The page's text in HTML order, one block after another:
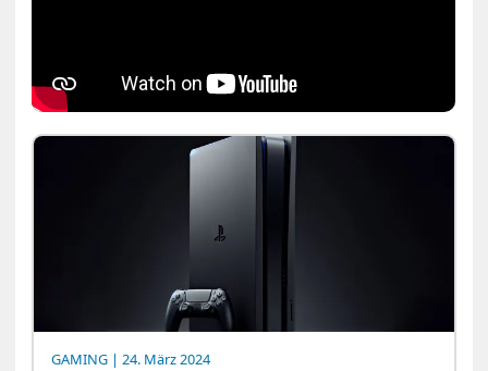
GAMING | 24. März 2024